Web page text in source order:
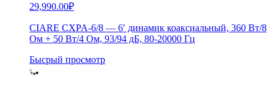
29,990.00₽
CIARE CXPA-6/8 — 6′ динамик коаксиальный, 360 Вт/8
Ом + 50 Вт/4 Ом, 93/94 дБ, 80-20000 Гц
Бысрый просмотр